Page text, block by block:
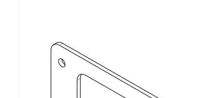
Conduit de fumées